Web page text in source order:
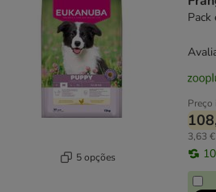
5 opções
Pack
3,63